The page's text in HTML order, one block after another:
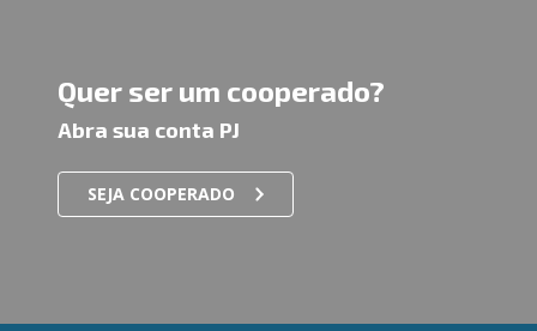
Quer ser um cooperado?
Abra sua conta PJ
SEJA COOPERADO